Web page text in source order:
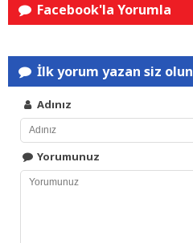
Facebook'la Yorumla
İlk yorum yazan siz olun
Adınız
Yorumunuz